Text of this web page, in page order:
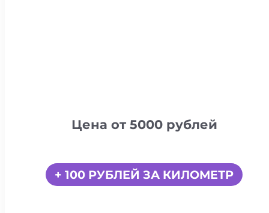
Цена от 5000 рублей
+ 100 РУБЛЕЙ ЗА КИЛОМЕТР